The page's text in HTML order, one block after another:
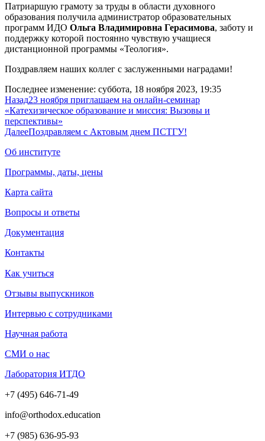
Патриаршую грамоту за труды в области духовного
образования получила администратор образовательных
программ ИДО Ольга Владимировна Герасимова, заботу и
поддержку которой постоянно чувствую учащиеся
дистанционной программы «Теология».
Поздравляем наших коллег с заслуженными наградами!
Последнее изменение: суббота, 18 ноября 2023, 19:35
Назад23 ноября приглашаем на онлайн-семинар
«Катехизическое образование и миссия: Вызовы и
перспективы»
ДалееПоздравляем с Актовым днем ПСТГУ!
Об институте
Программы, даты, цены
Карта сайта
Вопросы и ответы
Документация
Контакты
Как учиться
Отзывы выпускников
Интервью с сотрудниками
Научная работа
СМИ о нас
Лаборатория ИТДО
+7 (495) 646-71-49
info@orthodox.education
+7 (985) 636-95-93